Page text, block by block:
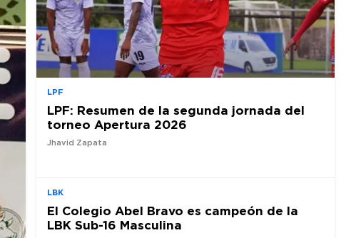
LPF
LPF: Resumen de la segunda jornada del
torneo Apertura 2026
Jhavid Zapata
LBK
El Colegio Abel Bravo es campeón de la
LBK Sub-16 Masculina